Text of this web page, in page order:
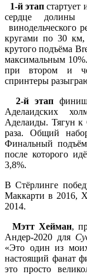
1-й этапстартует
сердце долины
кругами по 30 км,
крутого подъёма
максимальным
при втором и
спринтеры
2-й этап
Аделаидских
Аделаиды. Тягун к
раза. Общий
Финальный
после которого
3,8%.
В Стёрлинге
Маккарти в 2016,
2014.
Мэтт Хейман,
Андер-2020 для
«Это один из
настоящий фанат
это просто